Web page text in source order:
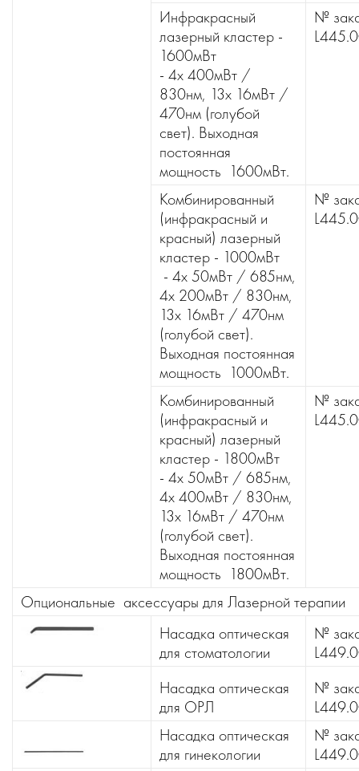
Инфракрасный
лазерный кластер -
1600мВт
- 4x 400мВт /
830нм, 13x 16мВт /
470нм (голубой
свет). Выходная
постоянная
мощность 1600мВт.
№
Комбинированный
(инфракрасный и
красный) лазерный
кластер - 1000мВт
- 4x 50мВт / 685нм,
4x 200мВт / 830нм,
13x 16мВт / 470нм
(голубой свет).
Выходная постоянная
мощность 1000мВт.
№
Комбинированный
(инфракрасный и
красный) лазерный
кластер - 1800мВт
- 4x 50мВт / 685нм,
4x 400мВт / 830нм,
13x 16мВт / 470нм
(голубой свет).
Выходная постоянная
мощность 1800мВт.
№
Опциональные аксессуары для Лазерной терапии
Насадка оптическая
для стоматологии
№
Насадка оптическая
для ОРЛ
№
Насадка оптическая
для гинекологии
№